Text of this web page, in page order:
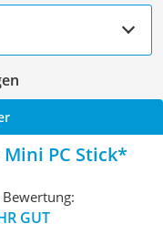
PC Stick
GUT